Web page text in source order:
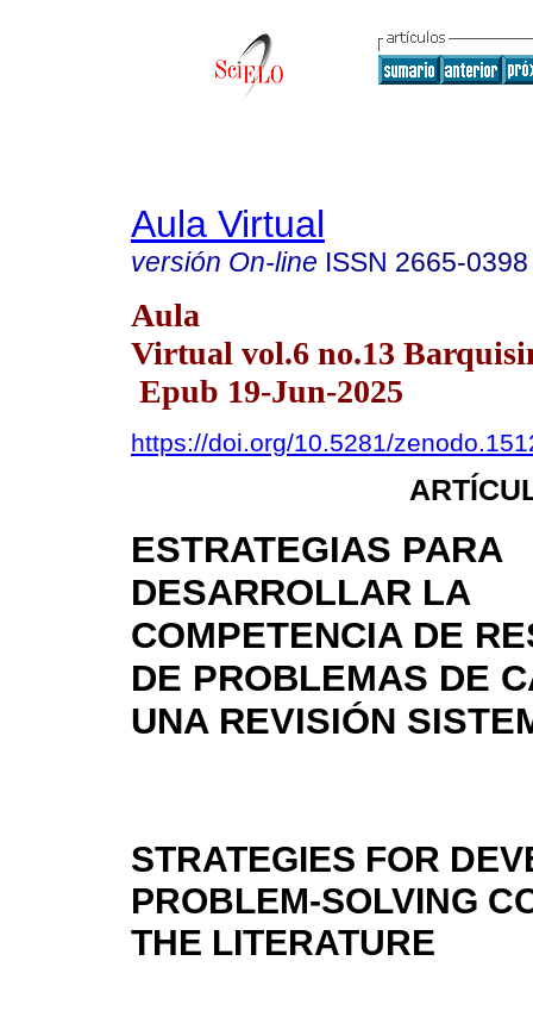
Aula Virtual
versión On-line ISSN 2665-0398
Aula
Virtual vol.6 no.13
Epub 19-Jun-2025
https://doi.org/10.5281/
ESTRATEGIAS PARA
DESARROLLAR LA
COMPETENCIA DE
DE PROBLEMAS DE
UNA REVISIÓN
STRATEGIES FOR
PROBLEM-SOLVING
THE LITERATURE